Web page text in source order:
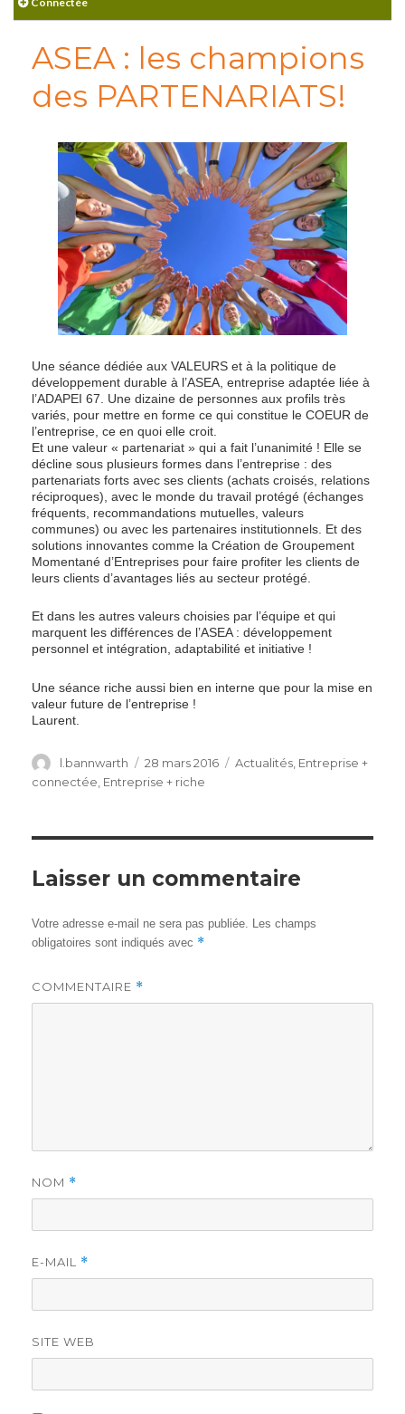
ASEA : les champions
des PARTENARIATS!
Une séance dédiée aux VALEURS et à la politique de
développement durable à l’ASEA, entreprise adaptée liée à
l’ADAPEI 67. Une dizaine de personnes aux profils très
variés, pour mettre en forme ce qui constitue le COEUR de
l’entreprise, ce en quoi elle croit.
Et une valeur « partenariat » qui a fait l’unanimité ! Elle se
décline sous plusieurs formes dans l’entreprise : des
partenariats forts avec ses clients (achats croisés, relations
réciproques), avec le monde du travail protégé (échanges
fréquents, recommandations mutuelles, valeurs
communes) ou avec les partenaires institutionnels. Et des
solutions innovantes comme la Création de Groupement
Momentané d’Entreprises pour faire profiter les clients de
leurs clients d’avantages liés au secteur protégé.
Et dans les autres valeurs choisies par l’équipe et qui
marquent les différences de l’ASEA : développement
personnel et intégration, adaptabilité et initiative !
Une séance riche aussi bien en interne que pour la mise en
valeur future de l’entreprise !
Laurent.
Author
l.bannwarth
Posted
on
28 mars 2016 Categories
Actualités Entreprise +
connectée Entreprise + riche
Laisser un commentaire
Votre adresse e-mail ne sera pas publiée. Les champs
obligatoires sont indiqués avec *
COMMENTAIRE *
NOM *
E-MAIL *
SITE WEB